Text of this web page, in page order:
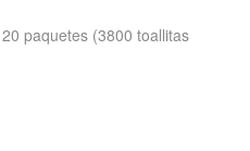
paquetes (3800 toallitas